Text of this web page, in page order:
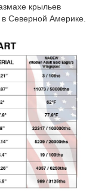
крыльев
Северной Америке.